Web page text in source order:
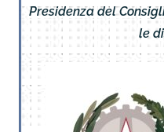
Presidenza del
le